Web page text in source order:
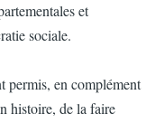
et
sociale.
permis, en complément
histoire, de la faire